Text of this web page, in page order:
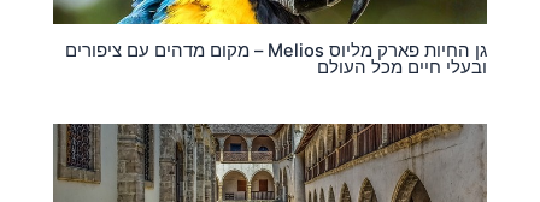
גן החיות פארק מליוס Melios – מקום מדהים עם ציפורים
ובעלי חיים מכל העולם